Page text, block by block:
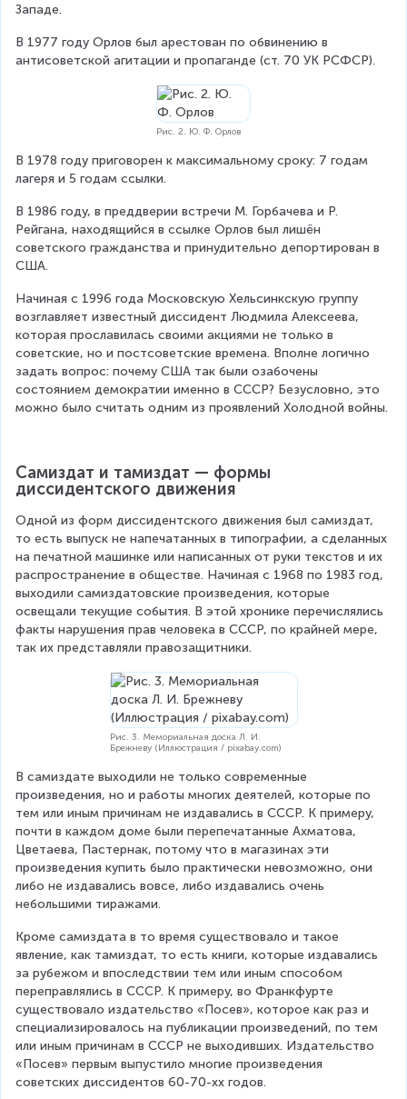
Западе.
В 1977 году Орлов был арестован по обвинению в
антисоветской агитации и пропаганде (ст. 70 УК РСФСР).
Рис. 2. Ю. Ф. Орлов
В 1978 году приговорен к максимальному сроку: 7 годам
лагеря и 5 годам ссылки.
В 1986 году, в преддверии встречи М. Горбачева и Р.
Рейгана, находящийся в ссылке Орлов был лишён
советского гражданства и принудительно депортирован в
США.
Начиная с 1996 года Московскую Хельсинкскую группу
возглавляет известный диссидент Людмила Алексеева,
которая прославилась своими акциями не только в
советские, но и постсоветские времена. Вполне логично
задать вопрос: почему США так были озабочены
состоянием демократии именно в СССР? Безусловно, это
можно было считать одним из проявлений Холодной войны.
Самиздат и тамиздат — формы
диссидентского движения
Одной из форм диссидентского движения был самиздат,
то есть выпуск не напечатанных в типографии, а сделанных
на печатной машинке или написанных от руки текстов и их
распространение в обществе. Начиная с 1968 по 1983 год,
выходили самиздатовские произведения, которые
освещали текущие события. В этой хронике перечислялись
факты нарушения прав человека в СССР, по крайней мере,
так их представляли правозащитники.
Рис. 3. Мемориальная доска Л. И.
Брежневу (Иллюстрация / pixabay.com)
В самиздате выходили не только современные
произведения, но и работы многих деятелей, которые по
тем или иным причинам не издавались в СССР. К примеру,
почти в каждом доме были перепечатанные Ахматова,
Цветаева, Пастернак, потому что в магазинах эти
произведения купить было практически невозможно, они
либо не издавались вовсе, либо издавались очень
небольшими тиражами.
Кроме самиздата в то время существовало и такое
явление, как тамиздат, то есть книги, которые издавались
за рубежом и впоследствии тем или иным способом
переправлялись в СССР. К примеру, во Франкфурте
существовало издательство «Посев», которое как раз и
специализировалось на публикации произведений, по тем
или иным причинам в СССР не выходивших. Издательство
«Посев» первым выпустило многие произведения
советских диссидентов 60-70-хх годов.